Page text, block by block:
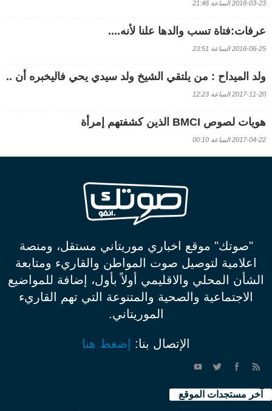
2018-03-23 الساعة 21:46
عرفات:فتاة تسب والدها علنا لأنه....
2016-06-25 الساعة 23:51
ولد الميداح : من يلتقي الشيخ ولد سيدي يحي فاليخبره أن ..
2017-11-20 الساعة 12:23
هويات لصوص BMCI الذين كشفتهم إمرأة
2017-04-22 الساعة 00:10
"صوتك" موقع اخباري موريتاني مستقل، ومنصة
اعلامية لتوصيل صوت المواطن والقاريء ومتابعة
الشأن المحلي والاقليمي أولاً بأول، إضافة للمواضيع
الاجتماعية والصحية والمتنوعة التي تهم القاريء
الموريتاني.
الإتصال بنا: إضغط هنا
آخر مستجدات الموقع